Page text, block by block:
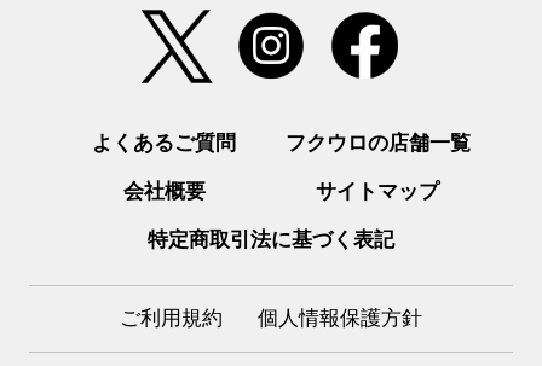
よくあるご質問 フクウロの店舗一覧
会社概要 サイトマップ
特定商取引法に基づく表記
ご利用規約 個人情報保護方針